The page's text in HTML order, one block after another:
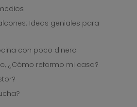
Ideas geniales para
con poco dinero
¿Cómo reformo mi casa?